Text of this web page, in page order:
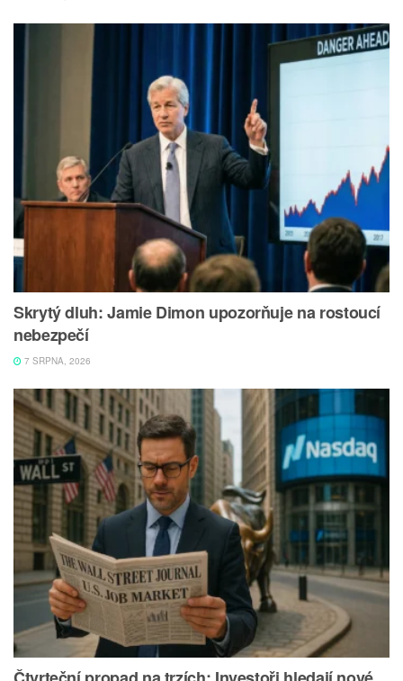
Skrytý dluh: Jamie Dimon upozorňuje na rostoucí
nebezpečí
7 SRPNA, 2026